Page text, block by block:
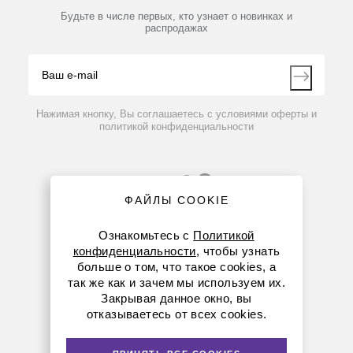
Система предварительной очистки водопроводной
Производители
Партнеры
Контакты
Будьте в числе первых, кто узнает о новинках и
распродажах
Нажимая кнопку, Вы соглашаетесь с условиями оферты и
политикой конфиденциальности
8 (800) 234-05-08
(+374 94) 010173
ФАЙЛЫ COOKIE
Ознакомьтесь с Политикой
конфиденциальности, чтобы узнать
больше о том, что такое cookies, а
так же как и зачем мы используем их.
Закрывая данное окно, вы
отказываетесь от всех cookies.